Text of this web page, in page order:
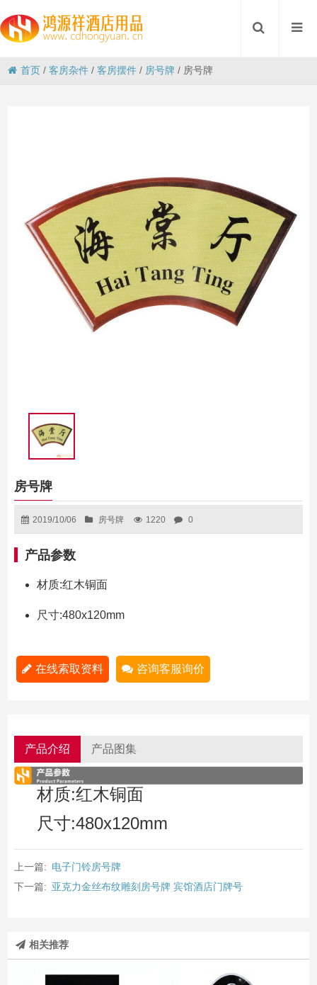
首页 /客房杂件 /客房摆件 / 房号牌 / 房号牌
房号牌
2019/10/06 房号牌 1220 0
产品参数
材质:红木铜面
尺寸:480x120mm
在线索取资料 咨询客服询价
产品介绍 产品图集
材质:红木铜面
尺寸:480x120mm
上一篇: 电子门铃房号牌
下一篇: 亚克力金丝布纹雕刻房号牌 宾馆酒店门牌号
相关推荐